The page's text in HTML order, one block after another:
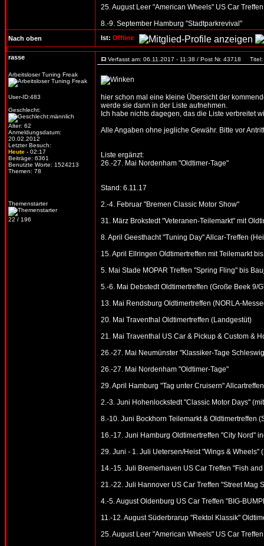
25. August Leer "American Wheels" US Car Treffen
8.-9. September Hamburg "Stadtparkrevival"
Nach oben Ist: Offline
rasse
Arbeitsloser Tuning Freak
User-ID:483
Geschlecht:
Alter: 62
Anmeldungsdatum:
20.02.2012
Letzter Besuch:
Heute - 02:17
Beiträge: 6361
Benutzte Worte: 1524213
Themen: 78
Themenstarter
22 / 196
Verfasst am: 06.11.2017 - 11:38 / Post Nr. 43718 Titel:
hier schon mal eine kleine Übersicht der
werde sie dann in der Liste aufnehmen.
Ich habe nichts dagegen, das die Liste verbreitet
Alle Angaben ohne jegliche Gewähr. Bitte vor
Liste ergänzt:
26.-27. Mai Nordenham "Oldtimer-Tage"
Stand: 6.11.17
2.-4. Februar "Bremen Classic Motor Show"
31. März Brokstedt "Veteranen-Teilemarkt" mit
8. April Geesthacht "Tuning Day" Allcar-Treffen
15. April Ellringen Oldtimertreffen mit Teilemarkt
5. Mai Stade MOPAR Treffen "Spring Fling" bis
5.-6. Mai Debstedt Oldtimertreffen (Große Beek 9/
13. Mai Rendsburg Oldtimertreffen (NORLA-
20. Mai Traventhal Oldtimertreffen (Landgestüt)
21. Mai Traventhal US Car & Pickup & Custom &
26.-27. Mai Neumünster "Klassiker-Tage
26.-27. Mai Nordenham "Oldtimer-Tage"
29. April Hamburg "Tag unter Cruisern" Allcartreffen
2.-3. Juni Hohenlockstedt "Classic Motor Days"
8.-10. Juni Bockhorn Teilemarkt & Oldtimertreffen
16.-17. Juni Hamburg Oldtimertreffen "City Nord"
29. Juni - 1. Juli Uetersen/Heist "Wings & Wheels"
14.-15. Juli Bremerhaven US Car Treffen "Fish
21.-22. Juli Hannover US Car Treffen "Street Mag
4.-5. August Oldenburg US Car Treffen "BIG-
11.-12. August Süderbrarup "Rektol Klassik"
25. August Leer "American Wheels" US Car Treffen